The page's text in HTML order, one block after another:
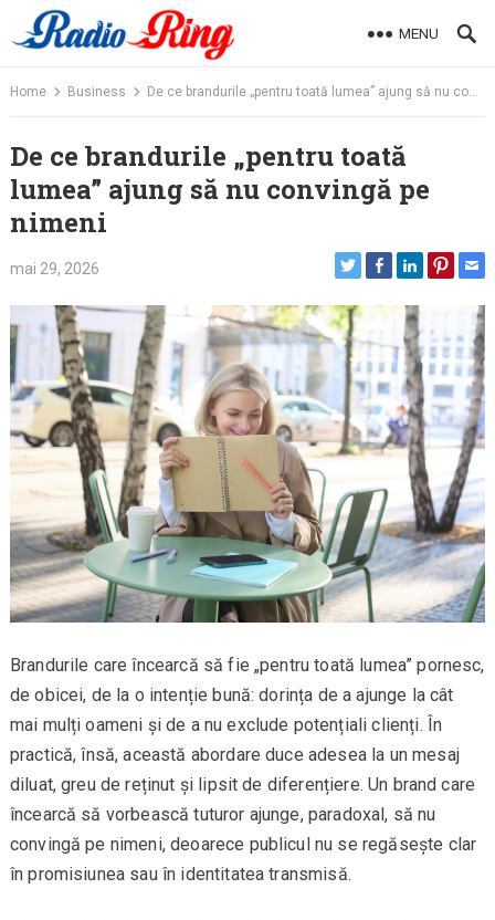
to
MENU
Home Business De ce brandurile „pentru toată lumea” ajung să nu convingă pe nimeni
De ce brandurile „pentru toată
lumea” ajung să nu convingă pe
nimeni
mai 29, 2026
Brandurile care încearcă să fie „pentru toată lumea” pornesc,
de obicei, de la o intenție bună: dorința de a ajunge la cât
mai mulți oameni și de a nu exclude potențiali clienți. În
practică, însă, această abordare duce adesea la un mesaj
diluat, greu de reținut și lipsit de diferențiere. Un brand care
încearcă să vorbească tuturor ajunge, paradoxal, să nu
convingă pe nimeni, deoarece publicul nu se regăsește clar
în promisiunea sau în identitatea transmisă.